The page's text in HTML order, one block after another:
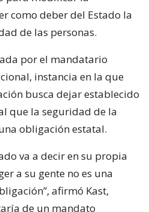
como deber del Estado la
de las personas.
por el mandatario
instancia en la que
busca dejar establecido
que la seguridad de la
obligación estatal.
va a decir en su propia
a su gente no es una
afirmó Kast,
de un mandato